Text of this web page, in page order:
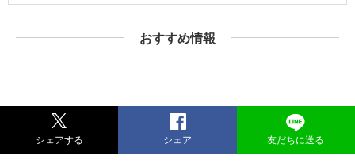
おすすめ情報
シェアする シェア 友だちに送る